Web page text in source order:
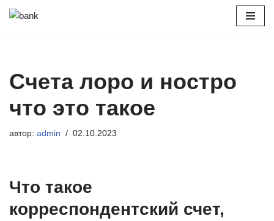
Счета лоро и ностро
что это такое
автор: admin 02.10.2023
Что такое
корреспондентский счет,